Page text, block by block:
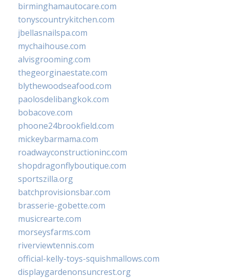
birminghamautocare.com
tonyscountrykitchen.com
jbellasnailspa.com
mychaihouse.com
alvisgrooming.com
thegeorginaestate.com
blythewoodseafood.com
paolosdelibangkok.com
bobacove.com
phoone24brookfield.com
mickeybarmama.com
roadwayconstructioninc.com
shopdragonflyboutique.com
sportszilla.org
batchprovisionsbar.com
brasserie-gobette.com
musicrearte.com
morseysfarms.com
riverviewtennis.com
official-kelly-toys-squishmallows.com
displaygardenonsuncrest.org